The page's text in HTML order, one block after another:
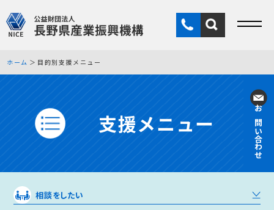
お問い合わせ
ホーム 目的別支援メニュー
支援メニュー
相談をしたい